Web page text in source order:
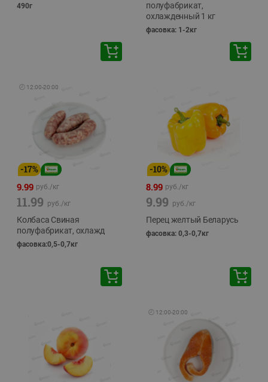
490г
полуфабрикат,
охлажденный 1 кг
фасовка: 1-2кг
🕘 12:00-20:00
-17%
9.99 руб./кг
11.99 руб./кг
Колбаса Свиная
полуфабрикат, охлажд
фасовка:0,5-0,7кг
-10%
8.99 руб./кг
9.99 руб./кг
Перец желтый Беларусь
фасовка: 0,3-0,7кг
🕘 12:00-20:00